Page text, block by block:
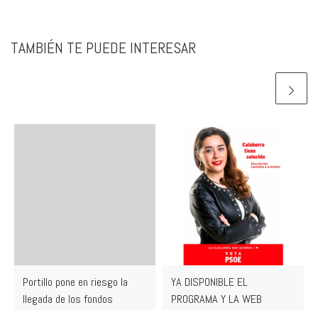
TAMBIÉN TE PUEDE INTERESAR
Portillo pone en riesgo la
llegada de los fondos
YA DISPONIBLE EL
PROGRAMA Y LA WEB